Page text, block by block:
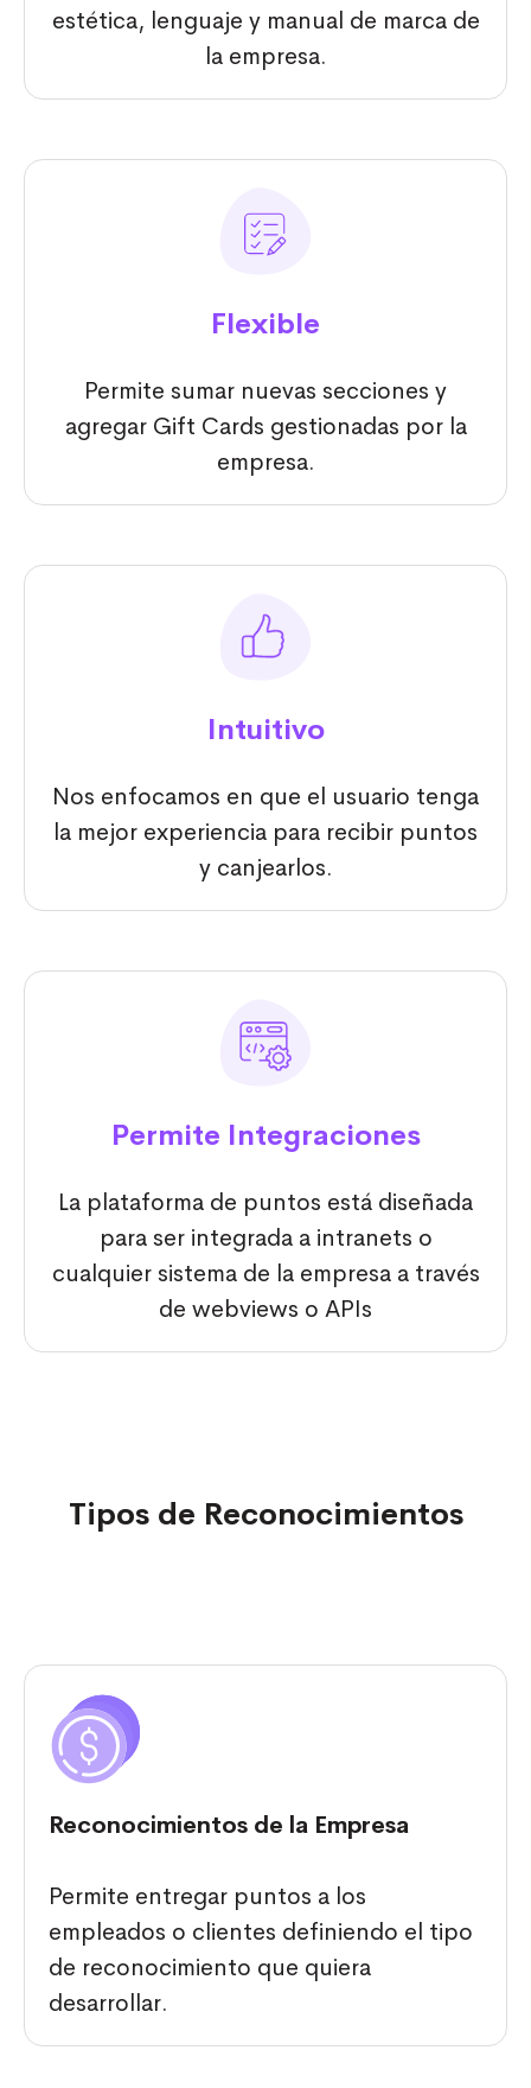
estética, lenguaje y manual de marca de
la empresa.
Flexible
Permite sumar nuevas secciones y
agregar Gift Cards gestionadas por la
empresa.
Intuitivo
Nos enfocamos en que el usuario tenga
la mejor experiencia para recibir puntos
y canjearlos.
Permite Integraciones
La plataforma de puntos está diseñada
para ser integrada a intranets o
cualquier sistema de la empresa a través
de webviews o APIs
Tipos de Reconocimientos
Reconocimientos de la Empresa
Permite entregar puntos a los
empleados o clientes definiendo el tipo
de reconocimiento que quiera
desarrollar.